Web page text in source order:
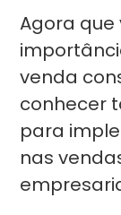
Agora que
venda
conhecer
para
nas